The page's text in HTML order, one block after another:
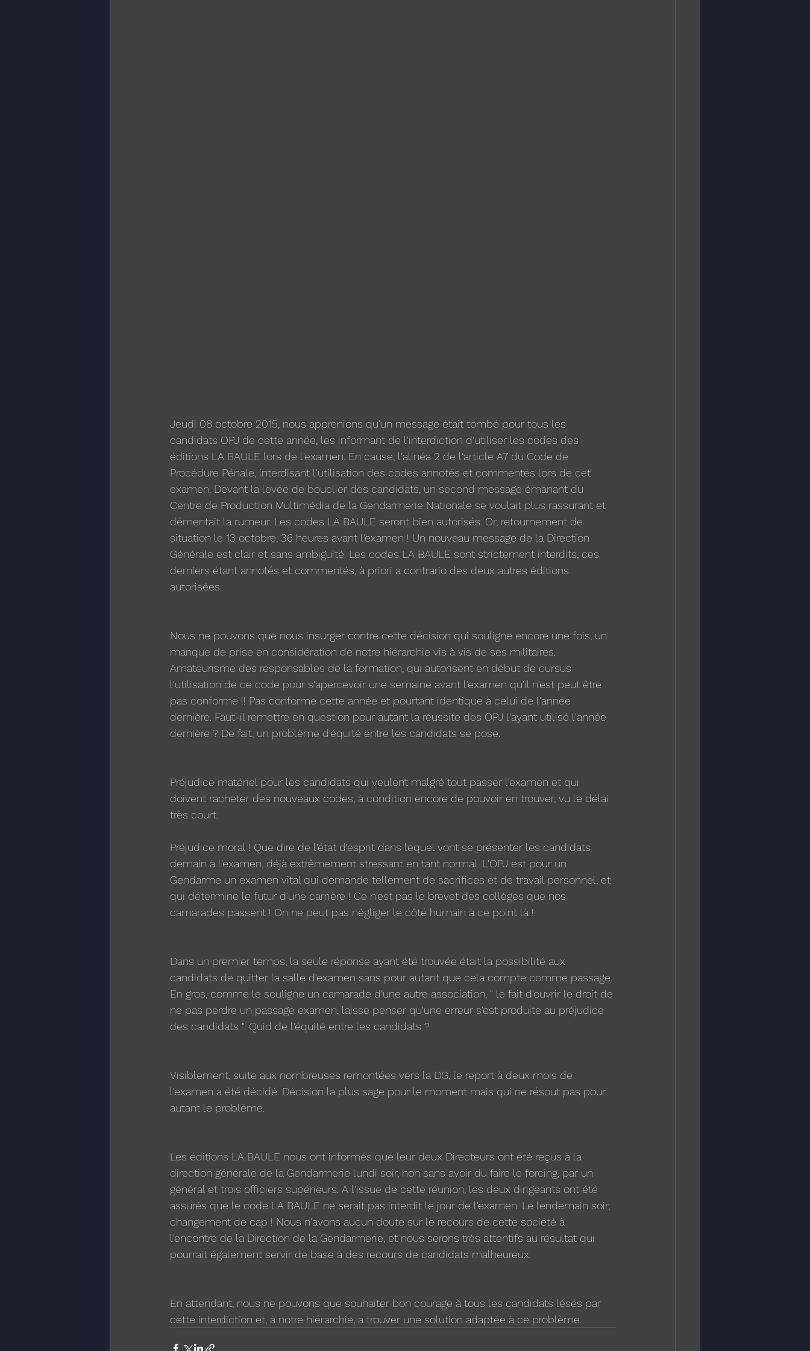
Jeudi 08 octobre 2015, nous apprenions qu'un message était tombé pour tous les
candidats OPJ de cette année, les informant de l'interdiction d'utiliser les codes des
éditions LA BAULE lors de l'examen. En cause, l'alinéa 2 de l'article A7 du Code de
Procédure Pénale, interdisant l'utilisation des codes annotés et commentés lors de cet
examen. Devant la levée de bouclier des candidats, un second message émanant du
Centre de Production Multimédia de la Gendarmerie Nationale se voulait plus rassurant et
démentait la rumeur. Les codes LA BAULE seront bien autorisés. Or, retournement de
situation le 13 octobre, 36 heures avant l'examen ! Un nouveau message de la Direction
Générale est clair et sans ambiguïté. Les codes LA BAULE sont strictement interdits, ces
derniers étant annotés et commentés, à priori a contrario des deux autres éditions
autorisées.
Nous ne pouvons que nous insurger contre cette décision qui souligne encore une fois, un
manque de prise en considération de notre hiérarchie vis à vis de ses militaires.
Amateurisme des responsables de la formation, qui autorisent en début de cursus
l'utilisation de ce code pour s'apercevoir une semaine avant l'examen qu'il n'est peut être
pas conforme !! Pas conforme cette année et pourtant identique à celui de l'année
dernière. Faut-il remettre en question pour autant la réussite des OPJ l'ayant utilisé l'année
dernière ? De fait, un problème d'équité entre les candidats se pose.
Préjudice matériel pour les candidats qui veulent malgré tout passer l'examen et qui
doivent racheter des nouveaux codes, à condition encore de pouvoir en trouver, vu le délai
très court.
Préjudice moral ! Que dire de l'état d'esprit dans lequel vont se présenter les candidats
demain à l'examen, déjà extrêmement stressant en tant normal. L'OPJ est pour un
Gendarme un examen vital qui demande tellement de sacrifices et de travail personnel, et
qui détermine le futur d'une carrière ! Ce n'est pas le brevet des collèges que nos
camarades passent ! On ne peut pas négliger le côté humain à ce point là !
Dans un premier temps, la seule réponse ayant été trouvée était la possibilité aux
candidats de quitter la salle d'examen sans pour autant que cela compte comme passage.
En gros, comme le souligne un camarade d'une autre association, " le fait d'ouvrir le droit de
ne pas perdre un passage examen, laisse penser qu'une erreur s'est produite au préjudice
des candidats ". Quid de l'équité entre les candidats ?
Visiblement, suite aux nombreuses remontées vers la DG, le report à deux mois de
l'examen a été décidé. Décision la plus sage pour le moment mais qui ne résout pas pour
autant le problème.
Les éditions LA BAULE nous ont informés que leur deux Directeurs ont été reçus à la
direction générale de la Gendarmerie lundi soir, non sans avoir du faire le forcing, par un
général et trois officiers supérieurs. A l'issue de cette réunion, les deux dirigeants ont été
assurés que le code LA BAULE ne serait pas interdit le jour de l'examen. Le lendemain soir,
changement de cap ! Nous n'avons aucun doute sur le recours de cette société à
l'encontre de la Direction de la Gendarmerie, et nous serons très attentifs au résultat qui
pourrait également servir de base à des recours de candidats malheureux.
En attendant, nous ne pouvons que souhaiter bon courage à tous les candidats lésés par
cette interdiction et, à notre hiérarchie, a trouver une solution adaptée à ce problème.